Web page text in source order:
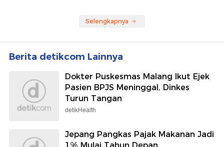
Selengkapnya
Berita detikcom Lainnya
Dokter Puskesmas Malang Ikut Ejek
Pasien BPJS Meninggal, Dinkes
Turun Tangan
detikHealth
Jepang Pangkas Pajak Makanan Jadi
1% Mulai Tahun Depan